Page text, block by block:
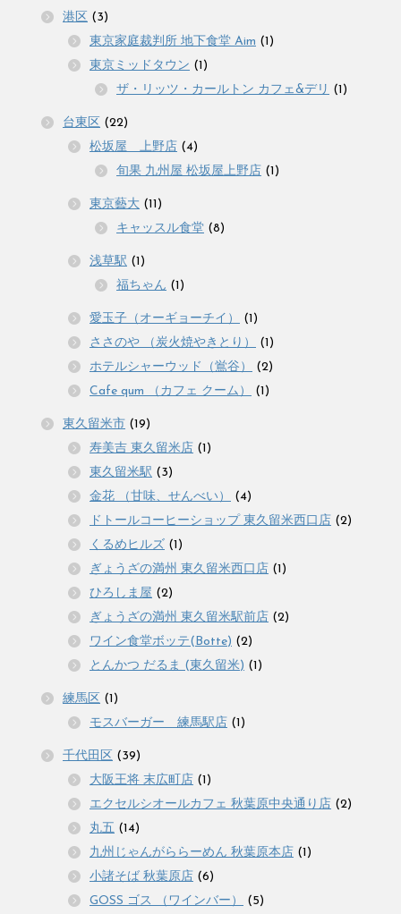
港区 (3)
東京家庭裁判所 地下食堂 Aim (1)
東京ミッドタウン (1)
ザ・リッツ・カールトン カフェ&デリ (1)
台東区 (22)
松坂屋 上野店 (4)
旬果 九州屋 松坂屋上野店 (1)
東京藝大 (11)
キャッスル食堂 (8)
浅草駅 (1)
福ちゃん (1)
愛玉子（オーギョーチイ）
(1)
ささのや （炭火焼やきとり）
(1)
ホテルシャーウッド（鴬谷）
(2)
Cafe qum （カフェ クーム）
(1)
東久留米市 (19)
寿美吉 東久留米店 (1)
東久留米駅 (3)
金花 （甘味、せんべい）
(4)
ドトールコーヒーショップ 東久留米西口店 (2)
くるめヒルズ (1)
ぎょうざの満州 東久留米西口店 (1)
ひろしま屋 (2)
ぎょうざの満州 東久留米駅前店 (2)
ワイン食堂ボッテ(Botte) (2)
とんかつ だるま (東久留米) (1)
練馬区 (1)
モスバーガー 練馬駅店 (1)
千代田区 (39)
大阪王将 末広町店 (1)
エクセルシオールカフェ 秋葉原中央通り店 (2)
丸五 (14)
九州じゃんがららーめん 秋葉原本店 (1)
小諸そば 秋葉原店 (6)
GOSS ゴス （ワインバー）
(5)